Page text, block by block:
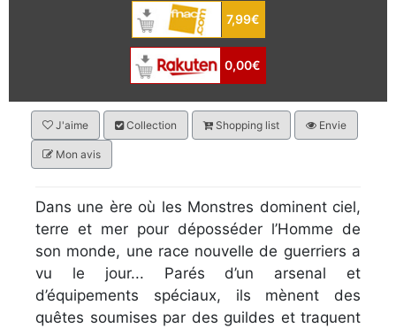
7,99€
0,00€
J'aime Collection Shopping list Envie
Mon avis
Dans une ère où les Monstres dominent ciel,
terre et mer pour déposséder l’Homme de
son monde, une race nouvelle de guerriers a
vu le jour... Parés d’un arsenal et
d’équipements spéciaux, ils mènent des
quêtes soumises par des guildes et traquent